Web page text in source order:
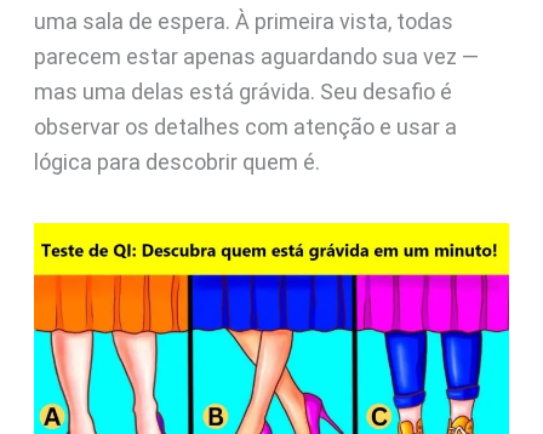
uma sala de espera. À primeira vista, todas
parecem estar apenas aguardando sua vez —
mas uma delas está grávida. Seu desafio é
observar os detalhes com atenção e usar a
lógica para descobrir quem é.